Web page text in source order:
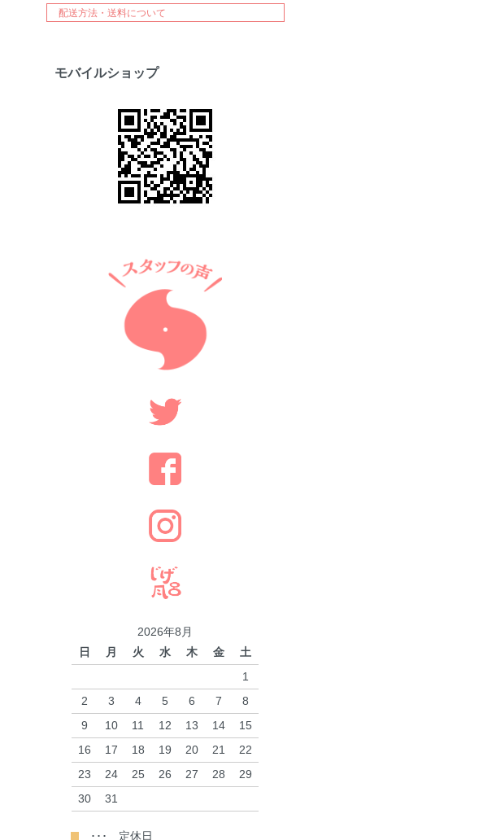
配送方法・送料について
モバイルショップ
2026年8月
日
月 火 水 木 金
土
1
2
3 4 5 6 7
8
9
10 11 12 13 14
15
16
17 18 19 20 21
22
23
24 25 26 27 28
29
30
31
･･･ 定休日